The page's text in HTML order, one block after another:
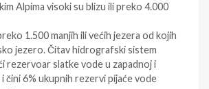
Alpima visoki su blizu ili preko 4.000
1.500 manjih ili većih jezera od kojih
jezero. Čitav hidrografski sistem
rezervoar slatke vode u zapadnoj i
čini 6% ukupnih rezervi pijaće vode